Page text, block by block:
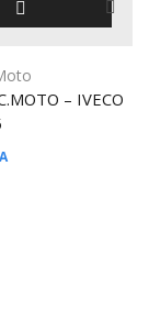
– IVECO